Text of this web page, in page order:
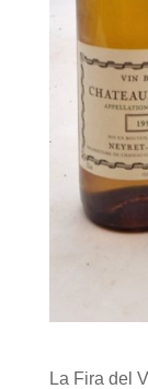
La Fira del